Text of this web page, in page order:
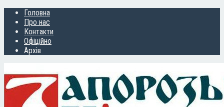
Головна
Про нас
Контакти
Офіційно
Архів